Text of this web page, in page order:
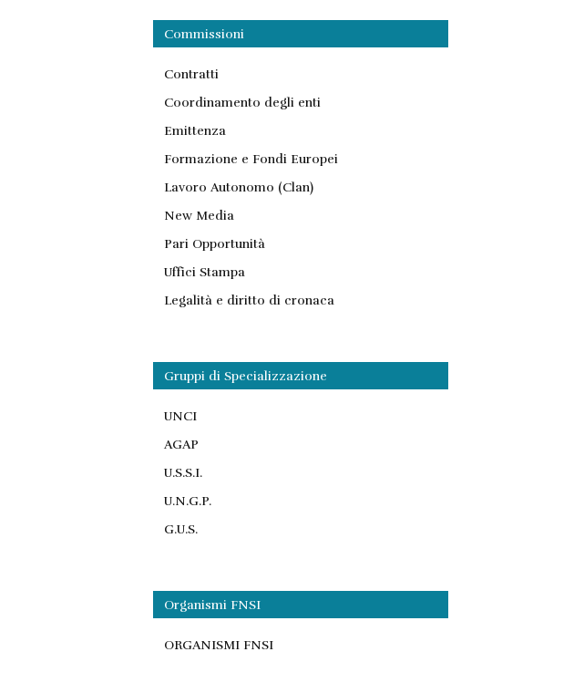
Commissioni
Contratti
Coordinamento degli enti
Emittenza
Formazione e Fondi Europei
Lavoro Autonomo (Clan)
New Media
Pari Opportunità
Uffici Stampa
Legalità e diritto di cronaca
Gruppi di Specializzazione
UNCI
AGAP
U.S.S.I.
U.N.G.P.
G.U.S.
Organismi FNSI
ORGANISMI FNSI